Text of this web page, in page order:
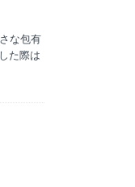
な包有
た際は